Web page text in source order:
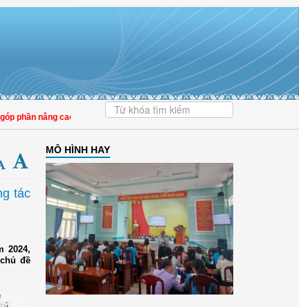
nâng cao tỷ lệ người dân tham gia bảo hiểm y tế
tác
2024,
đề
MÔ HÌNH HAY